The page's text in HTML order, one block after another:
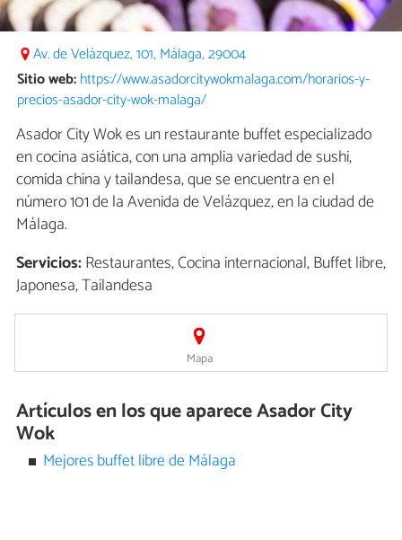
Av. de Velázquez, 101, Málaga, 29004
Sitio web:https://www.asadorcitywokmalaga.com/horarios-y-
precios-asador-city-wok-malaga/
Asador City Wok es un restaurante buffet especializado
en cocina asiática, con una amplia variedad de sushi,
comida china y tailandesa, que se encuentra en el
número 101 de la Avenida de Velázquez, en la ciudad de
Málaga.
Servicios:Restaurantes, Cocina internacional, Buffet libre,
Japonesa, Tailandesa
Mapa
Artículos en los que aparece Asador City
Wok
Mejores buffet libre de Málaga